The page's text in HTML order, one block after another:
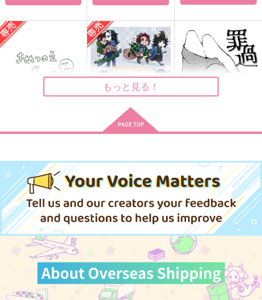
猫レンゴクのいる暮ら
８番ミロンガ
3,615円（税込）
煉獄杏寿郎
サンプル
作品詳細
すくすく！
ぶ
629円（税込）
サンプル
作品詳細
義炭Web再録集２
1,729円 （税込）
冨岡義勇×竈門炭治郎
サンプル
作品詳細
うさぎの耳
専売 787 （税込）
鬼滅の刃
竈門炭治郎
竈門禰豆子
サンプル
カート
２
POKAKA
専売 3,144円
鬼滅の刃
冨岡義勇×竈門炭治郎
サンプル
彩葬
787円（税込）
鬼滅の刃
煉獄杏寿郎×竈門炭治郎
サンプル
もっと見る！